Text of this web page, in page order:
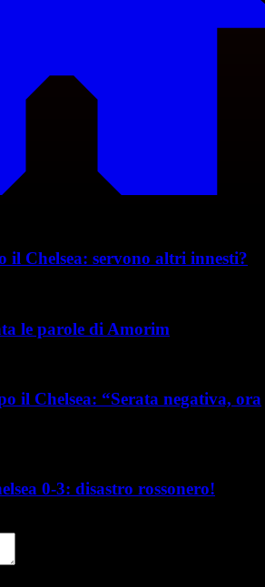
il Chelsea: servono altri innesti?
le parole di Amorim
il Chelsea: “Serata negativa, ora
0-3: disastro rossonero!